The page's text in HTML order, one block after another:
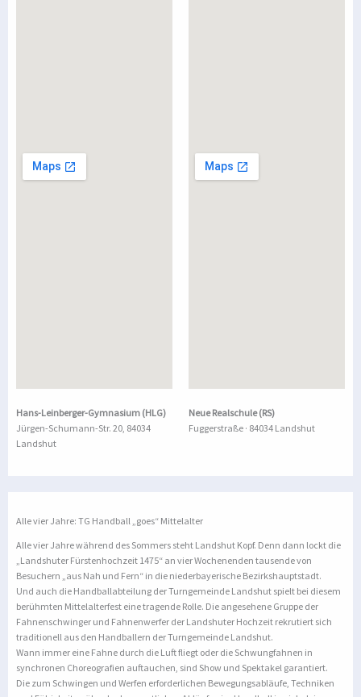
Hans-Leinberger-Gymnasium (HLG)
Jürgen-Schumann-Str. 20, 84034
Landshut
Neue Realschule (RS)
Fuggerstraße · 84034 Landshut
Alle vier Jahre: TG Handball „goes“ Mittelalter
Alle vier Jahre während des Sommers steht Landshut Kopf. Denn dann lockt die
„Landshuter Fürstenhochzeit 1475“ an vier Wochenenden tausende von
Besuchern „aus Nah und Fern“ in die niederbayerische Bezirkshauptstadt.
Und auch die Handballabteilung der Turngemeinde Landshut spielt bei diesem
berühmten Mittelalterfest eine tragende Rolle. Die angesehene Gruppe der
Fahnenschwinger und Fahnenwerfer der Landshuter Hochzeit rekrutiert sich
traditionell aus den Handballern der Turngemeinde Landshut.
Wann immer eine Fahne durch die Luft fliegt oder die Schwungfahnen in
synchronen Choreografien auftauchen, sind Show und Spektakel garantiert.
Die zum Schwingen und Werfen erforderlichen Bewegungsabläufe, Techniken